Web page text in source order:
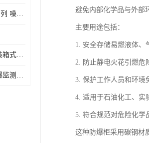
深圳防爆洁净空调机系列 噪音低
易燃易爆环境 湖北集装箱式防爆小屋
纺织化工石油 深圳防爆监测小屋
避免内部化学品与外部
主要用途包括：
1. 安全存储易燃液体、
2. 防止静电火花引燃危
3. 保护工作人员和环境
4. 适用于石油化工、实
5. 符合规范对危险化学
这种防爆柜采用碳钢材